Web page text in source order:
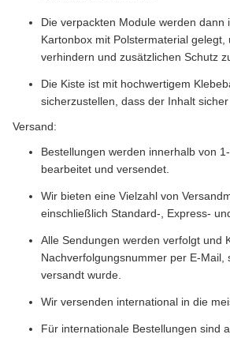
Die verpackten Module werden dann
Kartonbox mit Polstermaterial gelegt,
verhindern und zusätzlichen Schutz
Die Kiste ist mit hochwertigem
sicherzustellen, dass der Inhalt sicher
Versand:
Bestellungen werden innerhalb von
bearbeitet und versendet.
Wir bieten eine Vielzahl von
einschließlich Standard-, Express-
Alle Sendungen werden verfolgt und
Nachverfolgungsnummer per E-Mail,
versandt wurde.
Wir versenden international in die
Für internationale Bestellungen sind